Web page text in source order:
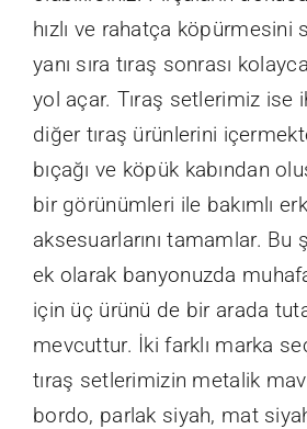
hızlı ve rahatça köpürmesini
yanı sıra tıraş sonrası
yol açar. Tıraş setlerimiz ise
diğer tıraş ürünlerini
bıçağı ve köpük kabından
bir görünümleri ile bakımlı
aksesuarlarını tamamlar. Bu
ek olarak banyonuzda
için üç ürünü de bir arada
mevcuttur. İki farklı marka
tıraş setlerimizin metalik
bordo, parlak siyah, mat